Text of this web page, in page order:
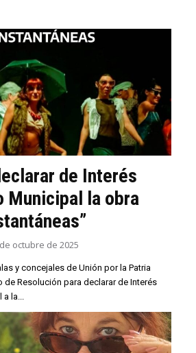
de Interés
Municipal la obra
octubre de 2025
y concejales de Unión por la Patria
de Resolución para declarar de Interés
la...